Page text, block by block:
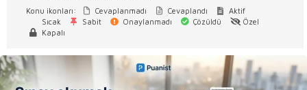
Konu ikonları:
Cevaplanmadı Cevaplandı
Aktif
Sıcak
Sabit Onaylanmadı Çözüldü
Özel
Kapalı